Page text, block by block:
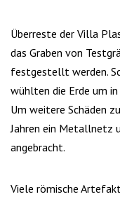
Überreste der Villa
das Graben von
festgestellt werden.
wühlten die Erde um
Um weitere Schäden
Jahren ein Metallnetz
angebracht.
Viele römische